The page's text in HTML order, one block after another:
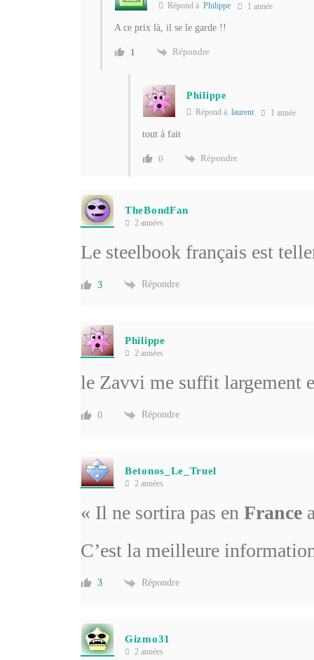
Répond à Philippe 1 année
A ce prix là, il se le garde !!
1 Répondre
Philippe
Répond à laurent 1 année
tout à fait
0 Répondre
TheBondFan
2 années
Le steelbook français est
3 Répondre
Philippe
2 années
le Zavvi me suffit largement
0 Répondre
Betonos_Le_Truel
2 années
« Il ne sortira pas en France
C’est la meilleure
3 Répondre
Gizmo31
2 années